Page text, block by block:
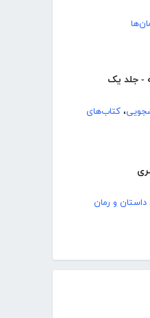
- جلد یک
، کتاب‌های
و رمان